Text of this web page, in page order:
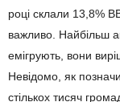
році склали 13,8%
важливо. Найбільш
емігрують, вони
Невідомо, як
стількох тисяч